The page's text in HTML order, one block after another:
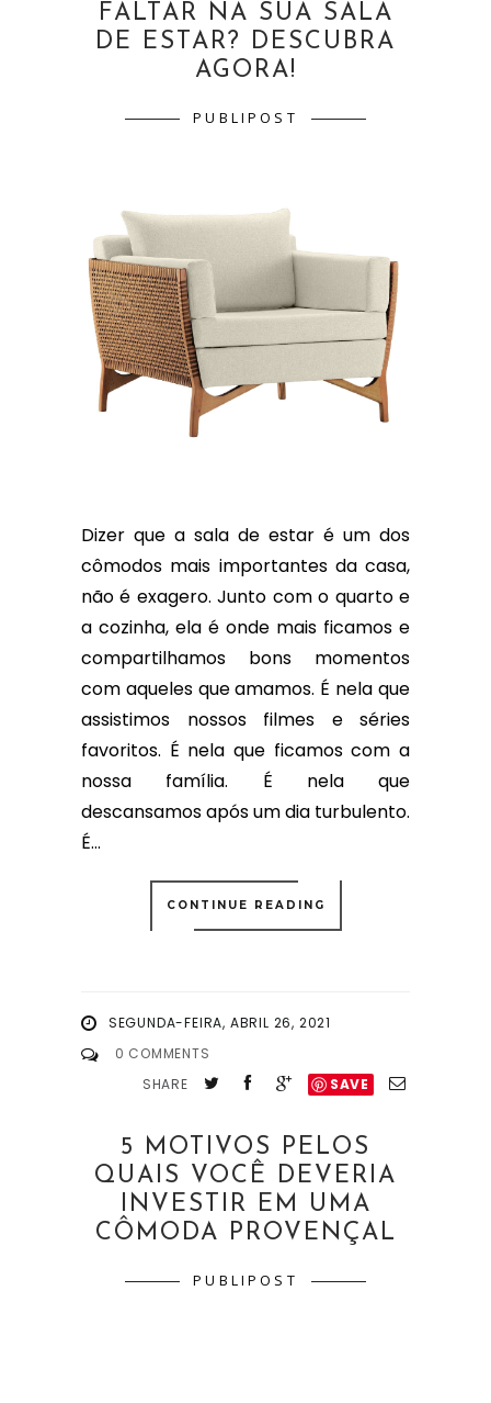
FALTAR NA SUA SALA
DE ESTAR? DESCUBRA
AGORA!
PUBLIPOST
Dizer que a sala de estar é um dos
cômodos mais importantes da casa,
não é exagero. Junto com o quarto e
a cozinha, ela é onde mais ficamos e
compartilhamos bons momentos
com aqueles que amamos. É nela que
assistimos nossos filmes e séries
favoritos. É nela que ficamos com a
nossa família. É nela que
descansamos após um dia turbulento.
É...
CONTINUE READING
SEGUNDA-FEIRA, ABRIL 26, 2021
0 COMMENTS
SHARE
SAVE
5 MOTIVOS PELOS
QUAIS VOCÊ DEVERIA
INVESTIR EM UMA
CÔMODA PROVENÇAL
PUBLIPOST